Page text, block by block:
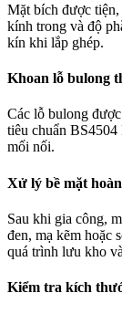
Mặt bích được
kính trong và độ
kín khi lắp ghép.
Khoan lỗ bulong
Các lỗ bulong
tiêu chuẩn
mối nối.
Xử lý bề mặt
Sau khi gia công,
đen, mạ kẽm hoặc
quá trình lưu kho
Kiểm tra kích